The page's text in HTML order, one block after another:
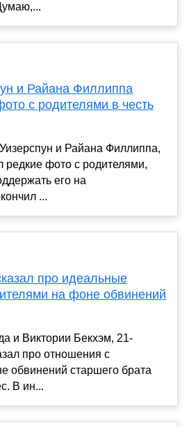
и Райана Филлиппа
с родителями в честь
и Райана Филлиппа,
редкие фото с родителями,
его на
...
про идеальные
на фоне обвинений
и Виктории Бекхэм, 21-
про отношения с
обвинений старшего брата
В ин...